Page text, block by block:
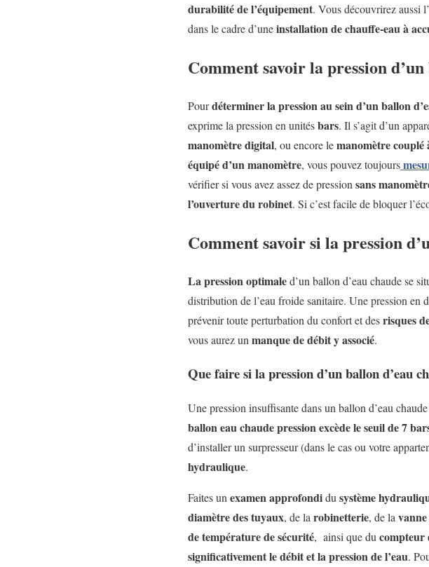
durabilité de l’équipement. Vous découvrirez aussi
dans le cadre d’uneinstallation de chauffe-eau à
Comment savoir la pression
Pourdéterminer la pression au sein d’un ballon
exprime la pression en unitésbars. Il s’agit d’un
manomètre digital, ou encore lemanomètre
équipé d’un manomètre, vous pouvez toujours
vérifier si vous avez assez de pression sans
l’ouverture du robinet. Si c’est facile de bloquer
Comment savoir si la pression
La pression optimaled’un ballon d’eau chaude se
distribution de l’eau froide sanitaire. Une pression en
prévenir toute perturbation du confort et desrisques
vous aurez un manque de débit y associé.
Que faire si la pression d’un ballon d’eau
Une pression insuffisante dans un ballon d’eau
ballon eau chaude pression excède le seuil de 7
d’installer un surpresseur (dans le cas ou votre
hydraulique.
Faites un examen approfondidu système
diamètre des tuyaux, de la robinetterie, de la
de température de sécurité, ainsi que du compteur
significativement le débit et la pression de l’eau.